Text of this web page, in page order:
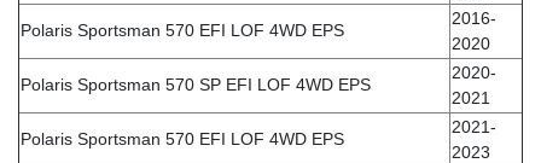
Polaris Sportsman 570 EFI LOF 4WD EPS
2016-
2020
Polaris Sportsman 570 SP EFI LOF 4WD EPS
2020-
2021
Polaris Sportsman 570 EFI LOF 4WD EPS
2021-
2023